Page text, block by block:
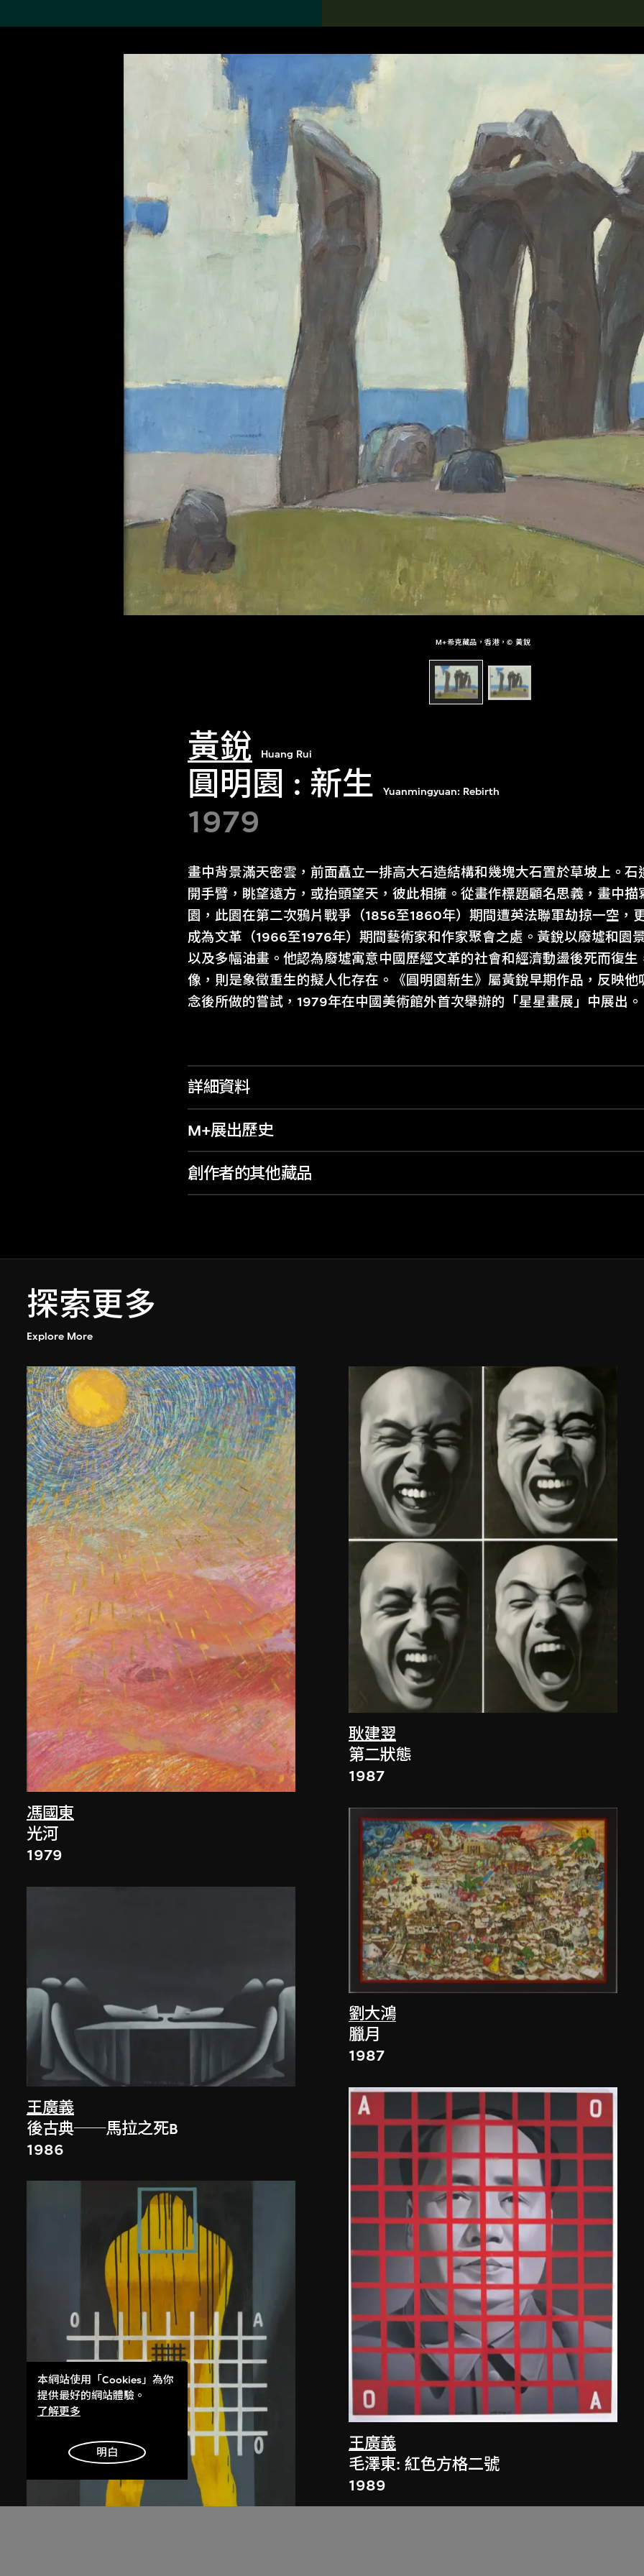
M+希克藏品，香港，© 黃銳
黃銳 Huang Rui
圓明園 : 新生 Yuanmingyuan: Rebirth
1979
畫中背景滿天密雲，前面矗立一排高大石造結構和幾塊大石置於草坡上。
開手臂，眺望遠方，或抬頭望天，彼此相擁。從畫作標題顧名思義，畫中
園，此園在第二次鴉片戰爭（1856至1860年）期間遭英法聯軍劫掠一空，
成為文革（1966至1976年）期間藝術家和作家聚會之處。黃銳以廢墟和園
以及多幅油畫。他認為廢墟寓意中國歷經文革的社會和經濟動盪後死而復
像，則是象徵重生的擬人化存在。《圓明園新生》屬黃銳早期作品，反映
念後所做的嘗試，1979年在中國美術館外首次舉辦的「星星畫展」中展出。
詳細資料
M+展出歷史
創作者的其他藏品
探索更多
Explore More
馮國東
光河
1979
王廣義
後古典──馬拉之死B
1986
耿建翌
第二狀態
1987
劉大鴻
臘月
1987
王廣義
毛澤東: 紅色方格二號
1989
本網站使用「Cookies」為你
提供最好的網站體驗。
了解更多
明白
搜索M+藏品 Search the Collection
關於M+藏品